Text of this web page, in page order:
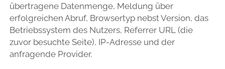
übertragene Datenmenge, Meldung über
erfolgreichen Abruf, Browsertyp nebst Version, das
Betriebssystem des Nutzers, Referrer URL (die
zuvor besuchte Seite), IP-Adresse und der
anfragende Provider.